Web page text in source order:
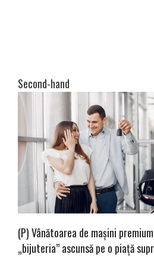
Second-hand
(P) Vânătoarea de mașini
„bijuteria” ascunsă pe o piață